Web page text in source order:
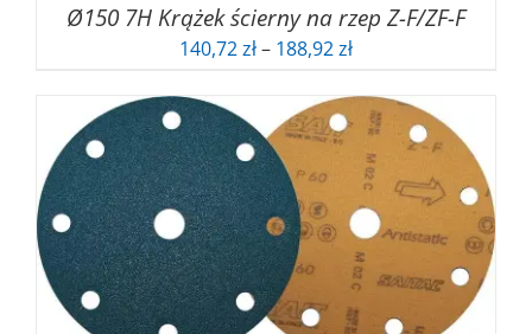
Ø150 7H Krążek ścierny na rzep Z-F/ZF-F
140,72zł– 188,92złZakres
od
140,72 zł
do
188,92 zł